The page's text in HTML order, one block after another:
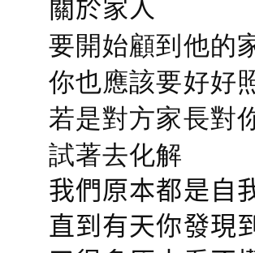
關於家人
要開始顧到他的
你也應該要好好
若是對方家長對
試著去化解
我們原本都是自
直到有天你發現